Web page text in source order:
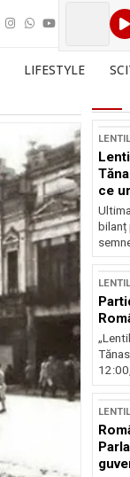
LIFESTYLE
ce